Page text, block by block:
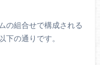
の組合せで構成される
下の通りです。